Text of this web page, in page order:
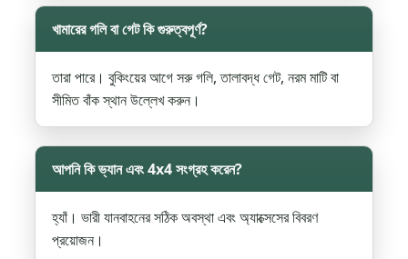
খামারের গলি বা গেট কি গুরুত্বপূর্ণ?
তারা পারে। বুকিংয়ের আগে সরু গলি, তালাবদ্ধ গেট, নরম মাটি বা
সীমিত বাঁক স্থান উল্লেখ করুন।
আপনি কি ভ্যান এবং 4x4 সংগ্রহ করেন?
হ্যাঁ। ভারী যানবাহনের সঠিক অবস্থা এবং অ্যাক্সেসের বিবরণ
প্রয়োজন।